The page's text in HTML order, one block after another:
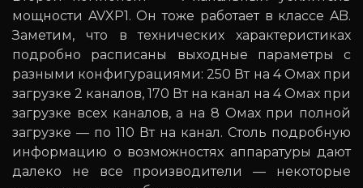
мощности AVXP1. Он тоже работает в классе AB.
Заметим, что в технических характеристиках
подробно расписаны выходные параметры с
разными конфигурациями: 250 Вт на 4 Омах при
загрузке 2 каналов, 170 Вт на канал на 4 Омах при
загрузке всех каналов, а на 8 Омах при полной
загрузке — по 110 Вт на канал. Столь подробную
информацию о возможностях аппаратуры дают
далеко не все производители — некоторые